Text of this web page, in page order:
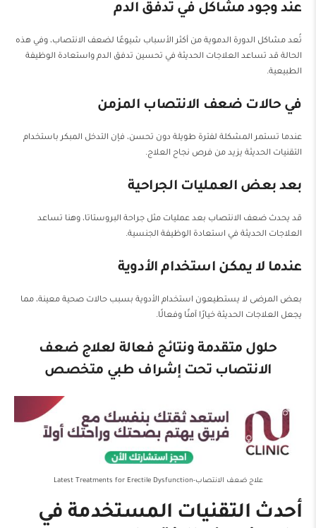
عند وجود مشاكل في تدفق الدم
تُعد مشاكل الدورة الدموية من أكثر الأسباب شيوعًا لضعف الانتصاب، وفي هذه
الحالة قد تساعد العلاجات الحديثة في تحسين تدفق الدم واستعادة الوظيفة
الطبيعية.
في حالات ضعف الانتصاب المزمن
عندما تستمر المشكلة لفترة طويلة دون تحسن، فإن التدخل المبكر باستخدام
التقنيات الحديثة يزيد من فرص نجاح العلاج.
بعد بعض العمليات الجراحية
قد يحدث ضعف الانتصاب بعد عمليات مثل جراحة البروستاتا، وهنا تساعد
العلاجات الحديثة في استعادة الوظيفة الجنسية.
عندما لا يمكن استخدام الأدوية
بعض المرضى لا يستطيعون استخدام الأدوية بسبب حالات صحية معينة، مما
يجعل العلاجات الحديثة خيارًا آمنًا وفعالًا.
حلول متقدمة ونتائج فعالة لعلاج ضعف
الانتصاب تحت إشراف طبي متخصص
علاج ضعف الانتصاب-Latest Treatments for Erectile Dysfunction
أحدث التقنيات المستخدمة في